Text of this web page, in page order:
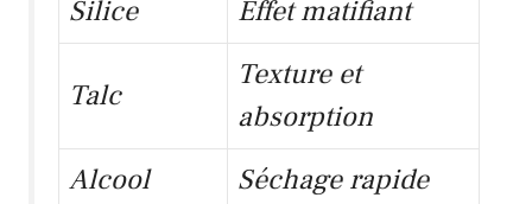
Silice Effet matifiant
Talc
Texture et
absorption
Alcool
Séchage rapide